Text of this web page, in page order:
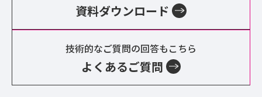
資料ダウンロード
技術的なご質問の回答もこちら
よくあるご質問